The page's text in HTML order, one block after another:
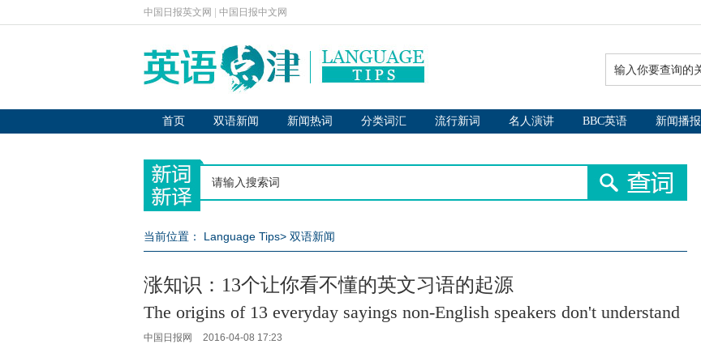
中国日报英文网 中国日报中文网
首页 双语新闻 新闻热词 分类词汇 流行新词 名人演讲 BBC英语 新闻播报
当前位置： Language Tips> 双语新闻
涨知识：13个让你看不懂的英文习语的起源
The origins of 13 everyday sayings non-English speakers don't understand
中国日报网 2016-04-08 17:23